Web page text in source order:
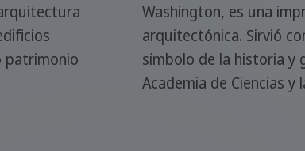
patrimonio
Washington, es una
arquitectónica. Sirvió
símbolo de la historia y
Academia de Ciencias y